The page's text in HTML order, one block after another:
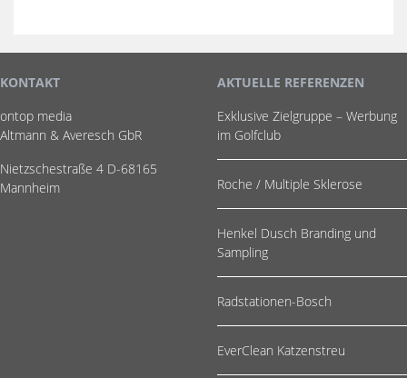
KONTAKT
ontop media
Altmann & Averesch GbR
Nietzschestraße 4 D-68165
Mannheim
AKTUELLE REFERENZEN
Exklusive Zielgruppe – Werbung
im Golfclub
Roche / Multiple Sklerose
Henkel Dusch Branding und
Sampling
Radstationen-Bosch
EverClean Katzenstreu